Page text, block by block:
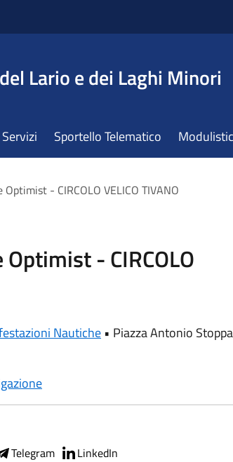
Lario e dei Laghi Minori
Servizi Sportello Telematico
- CIRCOLO VELICO TIVANO
- CIRCOLO
Nautiche • Piazza Antonio
Telegram LinkedIn